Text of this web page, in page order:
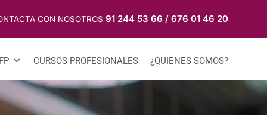
CON NOSOTROS 91 244 53 66 / 676 01 46 20
FP CURSOS PROFESIONALES ¿QUIENES SOMOS?